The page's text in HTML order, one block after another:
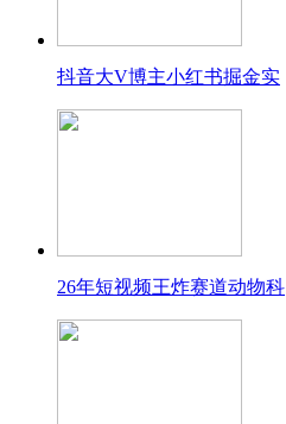
抖音大V博主小红书掘金实
26年短视频王炸赛道动物科